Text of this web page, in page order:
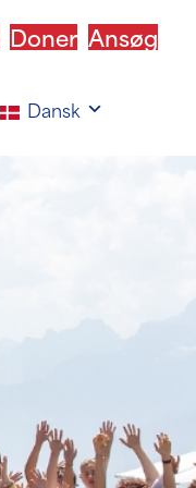
Doner Ansøg
Dansk